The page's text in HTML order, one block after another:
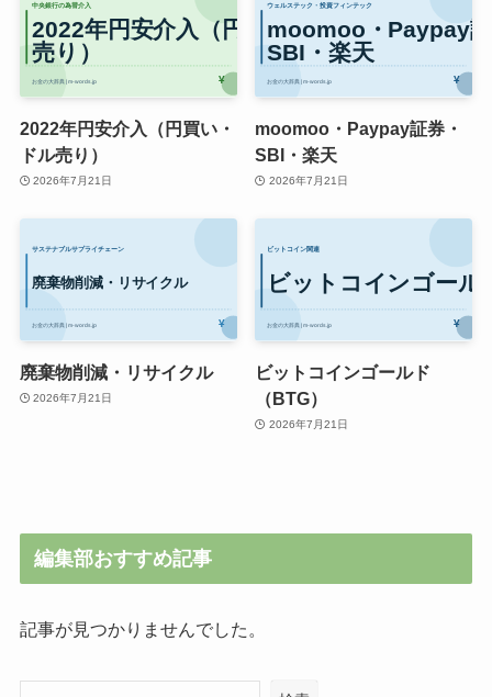
2022年円安介入（円買い・
ドル売り）
2026年7月21日
moomoo・Paypay証券・
SBI・楽天
2026年7月21日
廃棄物削減・リサイクル
2026年7月21日
ビットコインゴールド
（BTG）
2026年7月21日
編集部おすすめ記事
記事が見つかりませんでした。